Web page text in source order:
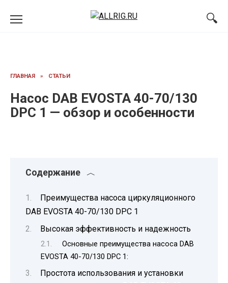
ГЛАВНАЯ » СТАТЬИ
Насос DAB EVOSTA 40-70/130
DPC 1 — обзор и особенности
Содержание
Преимущества насоса циркуляционного
DAB EVOSTA 40-70/130 DPC 1
Высокая эффективность и надежность
Основные преимущества насоса DAB
EVOSTA 40-70/130 DPC 1:
Простота использования и установки